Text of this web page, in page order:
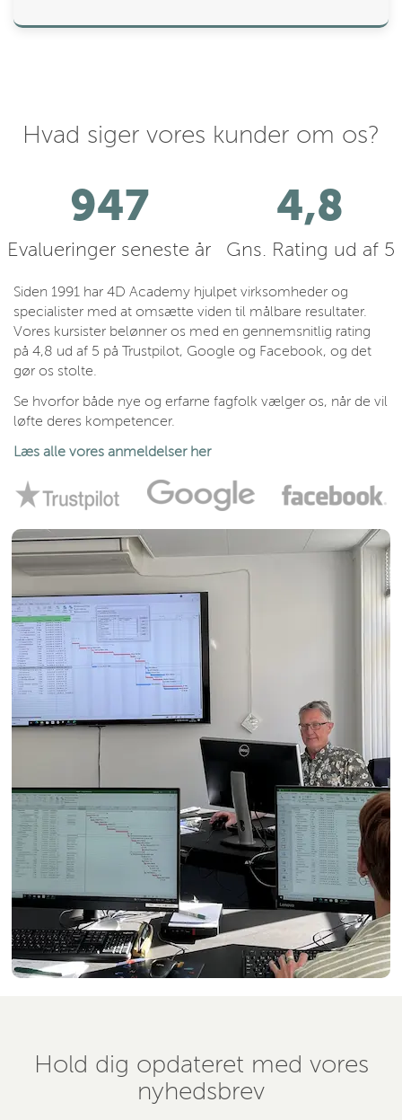
Hvad siger vores kunder om os?
1056
Evalueringer seneste år
4,8
Gns. Rating ud af 5
Siden 1991 har 4D Academy hjulpet virksomheder og
specialister med at omsætte viden til målbare resultater.
Vores kursister belønner os med en gennemsnitlig rating
på 4,8 ud af 5 på Trustpilot, Google og Facebook, og det
gør os stolte.
Se hvorfor både nye og erfarne fagfolk vælger os, når de vil
løfte deres kompetencer.
Læs alle vores anmeldelser her
Hold dig opdateret med vores
nyhedsbrev